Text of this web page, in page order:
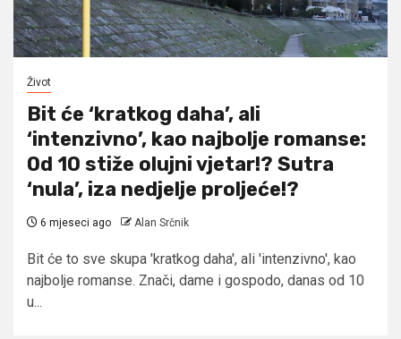
Život
Bit će ‘kratkog daha’, ali
‘intenzivno’, kao najbolje romanse:
Od 10 stiže olujni vjetar!? Sutra
‘nula’, iza nedjelje proljeće!?
6 mjeseci ago Alan Srčnik
Bit će to sve skupa 'kratkog daha', ali 'intenzivno', kao
najbolje romanse. Znači, dame i gospodo, danas od 10
u...